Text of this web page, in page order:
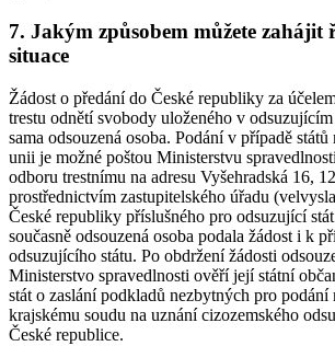
7. Jakým způsobem můžete zahájit
situace
Žádost o předání do České republiky za
trestu odnětí svobody uloženého v
sama odsouzená osoba. Podání v případě
unii je možné poštou Ministerstvu
odboru trestnímu na adresu Vyšehradská 16,
prostřednictvím zastupitelského úřadu
České republiky příslušného pro odsuzující
současně odsouzená osoba podala žádost i k
odsuzujícího státu. Po obdržení žádosti
Ministerstvo spravedlnosti ověří její státní
stát o zaslání podkladů nezbytných pro podání
krajskému soudu na uznání cizozemského
České republice.